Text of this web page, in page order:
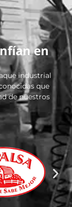
en
industrial
que
de nuestros